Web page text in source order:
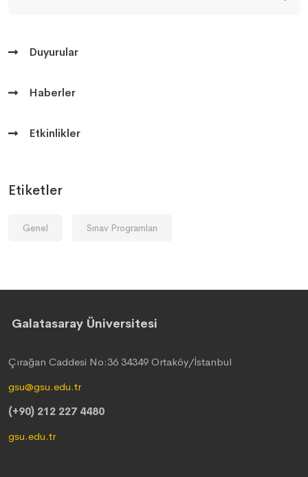
Duyurular
Haberler
Etkinlikler
Etiketler
Genel Sınav Programları
Galatasaray Üniversitesi
Çırağan Caddesi No:36 34349 Ortaköy/İstanbul
gsu@gsu.edu.tr
(+90) 212 227 4480
gsu.edu.tr